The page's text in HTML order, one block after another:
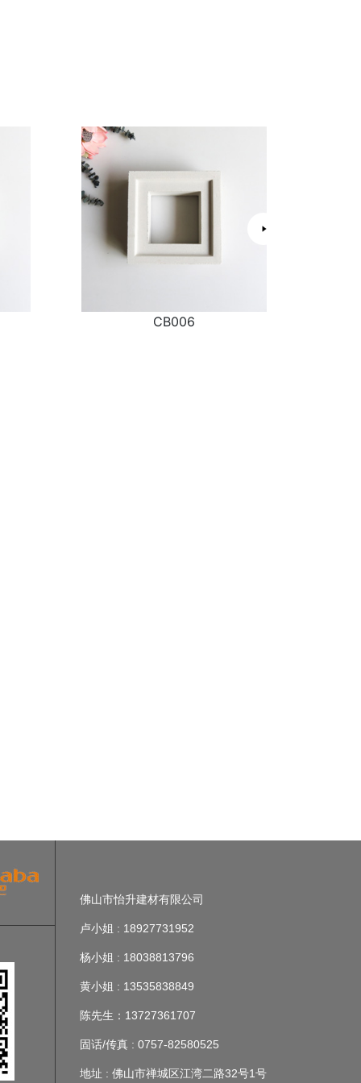
佛山市怡升建材有限公司
卢小姐 : 18927731952
杨小姐 : 18038813796
黄小姐 : 13535838849
陈先生：13727361707
固话/传真 : 0757-82580525
地址 : 佛山市禅城区江湾二路32号1号